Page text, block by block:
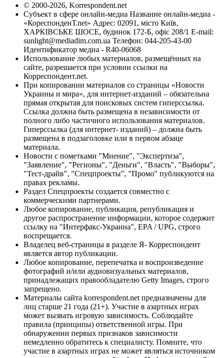
© 2000-2026, Korrespondent.net
Субъект в сфере онлайн-медиа Название онлайн-медиа -
«КореспонденТ.net» Адрес: 02091, місто Київ,
ХАРКІВСЬКЕ ШОСЕ, будинок 172-Б, офіс 208/1 E-mail:
sunlight@mediadim.com.ua Телефон: 044-205-43-00
Идентификатор медиа - R40-06068
Использование любых материалов, размещённых на
сайте, разрешается при условии ссылки на
Корреспондент.net.
При копировании материалов со страницы «Новости
Украины и мира», для интернет-изданий – обязательна
прямая открытая для поисковых систем гиперссылка.
Ссылка должна быть размещена в независимости от
полного либо частичного использования материалов.
Гиперссылка (для интернет- изданий) – должна быть
размещена в подзаголовке или в первом абзаце
материала.
Новости с пометками "Мнение", "Экспертиза",
"Заявление", "Регионы", "Деньги", "Власть", "Выборы",
"Тест-драйв", "Спецпроекты", "Промо" публикуются на
правах рекламы.
Раздел Спецпроекты создается совместно с
коммерческими партнерами.
Любое копирование, публикация, републикация и
другое распространение информации, которое содержит
ссылку на "Интерфакс-Украина", EPA / UPG, строго
воспрещается.
Владелец веб-страницы в разделе Я- Корреспондент
является автор публикации.
Любое копирование, перепечатка и воспроизведение
фотографий и/или аудиовизуальных материалов,
принадлежащих правообладателю Getty Images, строго
запрещено.
Материалы сайта korrespondent.net предназначены для
лиц старше 21 года (21+). Участие в азартных играх
может вызвать игровую зависимость. Соблюдайте
правила (принципы) ответственной игры. При
обнаружении первых признаков зависимости
немедленно обратитесь к специалисту. Помните, что
участие в азартных играх не может являться источником